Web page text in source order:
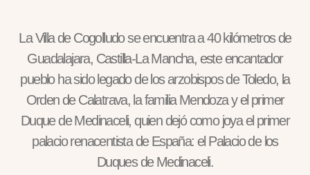
La Villa de Cogolludo se encuentra a 40 kilómetros de
Guadalajara, Castilla-La Mancha, este encantador
pueblo ha sido legado de los arzobispos de Toledo, la
Orden de Calatrava, la familia Mendoza y el primer
Duque de Medinaceli, quien dejó como joya el primer
palacio renacentista de España: el Palacio de los
Duques de Medinaceli.